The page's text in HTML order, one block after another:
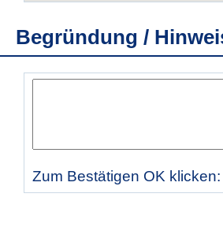
Begründung /
Zum Bestätigen OK klicken: